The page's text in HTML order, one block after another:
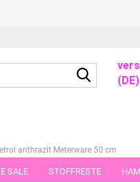
Suche...
(DE)
SALE STOFFRESTE
anthrazit Meterware 50 cm